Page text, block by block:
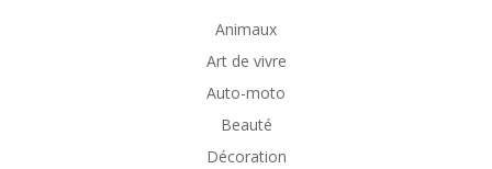
Animaux
Art de vivre
Auto-moto
Beauté
Décoration